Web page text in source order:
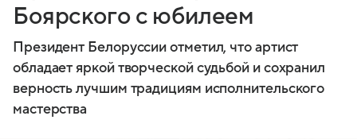
Боярского с юбилеем
Президент Белоруссии отметил, что артист
обладает яркой творческой судьбой и сохранил
верность лучшим традициям исполнительского
мастерства